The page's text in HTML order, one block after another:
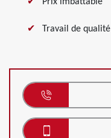
Travail de qualité